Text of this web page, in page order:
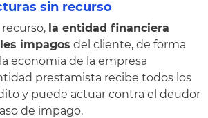
sin recurso
la entidad financiera
impagos del cliente, de forma
economía de la empresa
prestamista recibe todos los
y puede actuar contra el deudor
de impago.